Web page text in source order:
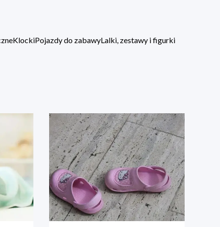
KlockiPojazdy do zabawyLalki, zestawy i figurki